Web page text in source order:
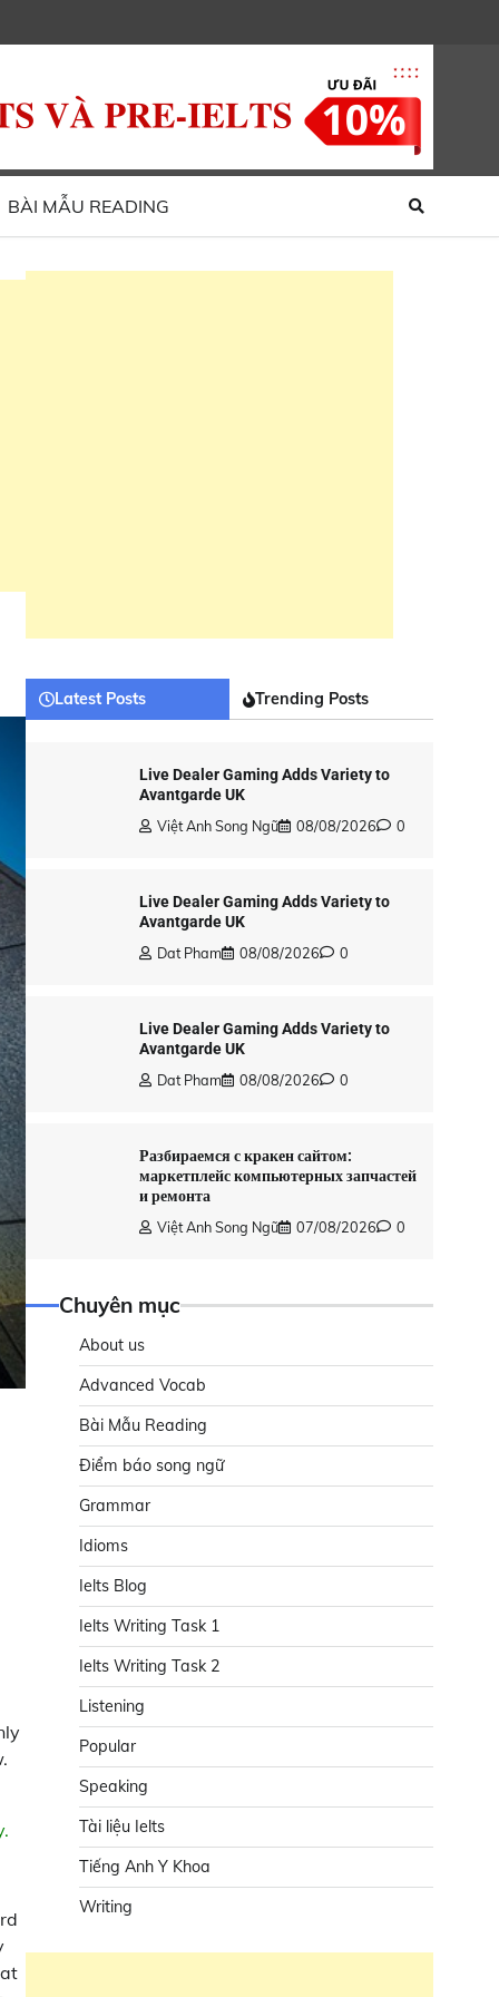
BÀI MẪU READING
Latest Posts Trending Posts
Live Dealer Gaming Adds Variety to
Avantgarde UK
Việt Anh Song Ngữ
08/08/2026 0
Live Dealer Gaming Adds Variety to
Avantgarde UK
Dat Pham
08/08/2026 0
Live Dealer Gaming Adds Variety to
Avantgarde UK
Dat Pham
08/08/2026 0
Разбираемся с кракен сайтом:
маркетплейс компьютерных запчастей
и ремонта
Việt Anh Song Ngữ
07/08/2026 0
Chuyên mục
About us
Advanced Vocab
Bài Mẫu Reading
Điểm báo song ngữ
Grammar
Idioms
Ielts Blog
Ielts Writing Task 1
Ielts Writing Task 2
Listening
Popular
Speaking
Tài liệu Ielts
Tiếng Anh Y Khoa
Writing